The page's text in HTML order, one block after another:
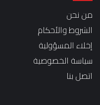
من نحن
الشروط والأحكام
إخلاء المسؤولية
سياسة الخصوصية
اتصل بنا